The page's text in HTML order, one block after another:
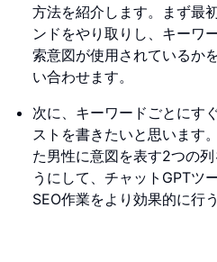
方法を紹介します。まず最
ンドをやり取りし、キーワ
索意図が使用されているか
い合わせます。
次に、キーワードごとにす
ストを書きたいと思います
た男性に意図を表す2つの
うにして、チャットGPTツ
SEO作業をより効果的に行